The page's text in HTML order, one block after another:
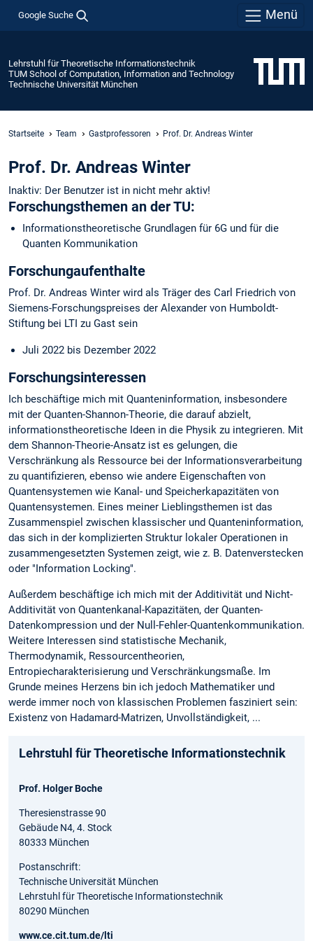
Google Suche Menü
Lehrstuhl für Theoretische Informationstechnik
TUM School of Computation, Information and Technology
Technische Universität München
Startseite Team Gastprofessoren Prof. Dr. Andreas Winter
Prof. Dr. Andreas Winter
Inaktiv: Der Benutzer ist in nicht mehr aktiv!
Forschungsthemen an der TU:
Informationstheoretische Grundlagen für 6G und für die
Quanten Kommunikation
Forschungaufenthalte
Prof. Dr. Andreas Winter wird als Träger des Carl Friedrich von
Siemens-Forschungspreises der Alexander von Humboldt-
Stiftung bei LTI zu Gast sein
Juli 2022 bis Dezember 2022
Forschungsinteressen
Ich beschäftige mich mit Quanteninformation, insbesondere
mit der Quanten-Shannon-Theorie, die darauf abzielt,
informationstheoretische Ideen in die Physik zu integrieren. Mit
dem Shannon-Theorie-Ansatz ist es gelungen, die
Verschränkung als Ressource bei der Informationsverarbeitung
zu quantifizieren, ebenso wie andere Eigenschaften von
Quantensystemen wie Kanal- und Speicherkapazitäten von
Quantensystemen. Eines meiner Lieblingsthemen ist das
Zusammenspiel zwischen klassischer und Quanteninformation,
das sich in der komplizierten Struktur lokaler Operationen in
zusammengesetzten Systemen zeigt, wie z. B. Datenverstecken
oder "Information Locking".
Außerdem beschäftige ich mich mit der Additivität und Nicht-
Additivität von Quantenkanal-Kapazitäten, der Quanten-
Datenkompression und der Null-Fehler-Quantenkommunikation.
Weitere Interessen sind statistische Mechanik,
Thermodynamik, Ressourcentheorien,
Entropiecharakterisierung und Verschränkungsmaße. Im
Grunde meines Herzens bin ich jedoch Mathematiker und
werde immer noch von klassischen Problemen fasziniert sein:
Existenz von Hadamard-Matrizen, Unvollständigkeit, ...
Lehrstuhl für Theoretische Informationstechnik
Prof. Holger Boche
Theresienstrasse 90
Gebäude N4, 4. Stock
80333 München
Postanschrift:
Technische Universität München
Lehrstuhl für Theoretische Informationstechnik
80290 München
www.ce.cit.tum.de/lti